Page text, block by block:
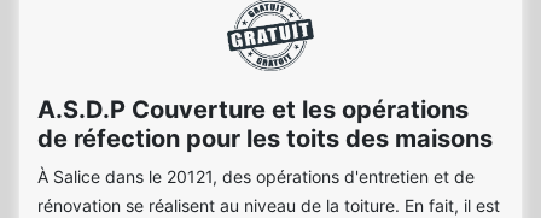
A.S.D.P Couverture et les opérations
de réfection pour les toits des maisons
À Salice dans le 20121, des opérations d'entretien et de
rénovation se réalisent au niveau de la toiture. En fait, il est